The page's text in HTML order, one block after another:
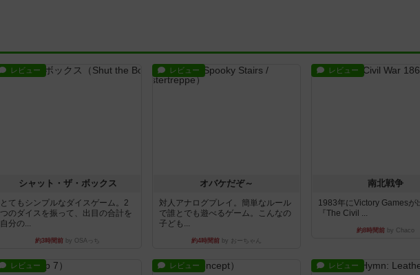
レビュー
シャット・ザ・ボックス
とてもシンプルなダイスゲーム。2
つのダイスを振って、出目の合計を
自分の...
約3時間前 by OSAっち
レビュー
オバケだぞ～
対人アナログプレイ。簡単なルール
で誰とでも遊べるゲーム。こんなの
子ども...
約4時間前 by おーちゃん
レビュー
南北戦争
1983年にVictory Gamesが
『The Civil ...
約8時間前 by Chaco
レビュー レビュー レビュー